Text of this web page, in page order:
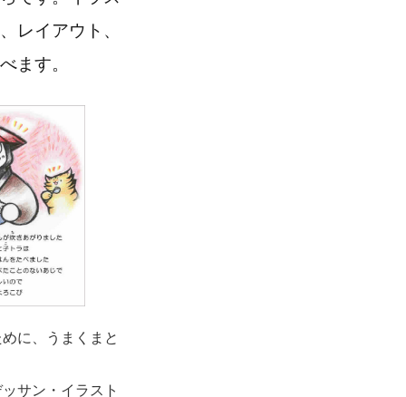
レイアウト、
ます。
に、うまくまと
サン・イラスト